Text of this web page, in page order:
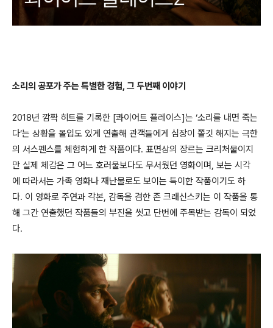
소리의 공포가 주는 특별한 경험, 그 두번째 이야기
2018년 깜짝 히트를 기록한 [콰이어트 플레이스]는 ‘소리를 내면 죽는
다’는 상황을 몰입도 있게 연출해 관객들에게 심장이 쫄깃 해지는 극한
의 서스펜스를 체험하게 한 작품이다. 표면상의 장르는 크리처물이지
만 실제 체감은 그 어느 호러물보다도 무서웠던 영화이며, 보는 시각
에 따라서는 가족 영화나 재난물로도 보이는 특이한 작품이기도 하
다. 이 영화로 주연과 각본, 감독을 겸한 존 크래신스키는 이 작품을 통
해 그간 연출했던 작품들의 부진을 씻고 단번에 주목받는 감독이 되었
다.